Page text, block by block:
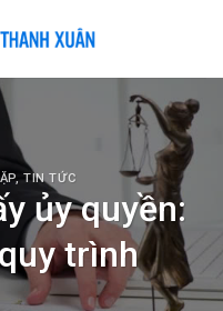
,TIN TỨC
ủy quyền:
trình